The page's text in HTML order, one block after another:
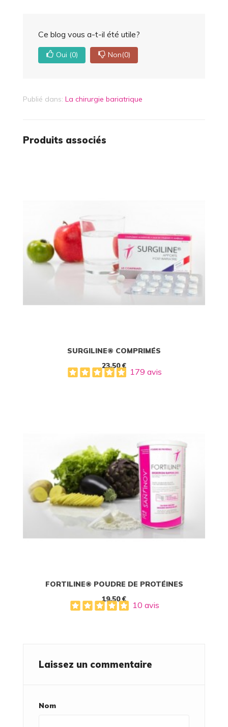
Ce blog vous a-t-il été utile?
Oui (0) Non(0)
Publié dans: La chirurgie bariatrique
Produits associés
SURGILINE® COMPRIMÉS
23,50 €
179 avis
FORTILINE® POUDRE DE PROTÉINES
19,50 €
10 avis
Laissez un commentaire
Nom